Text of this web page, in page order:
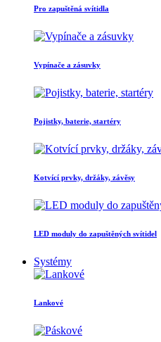
Pro zapuštěná svítidla
Vypínače a zásuvky
Pojistky, baterie, startéry
Kotvící prvky, držáky, závěsy
LED moduly do zapuštěných svítidel
Systémy
Lankové